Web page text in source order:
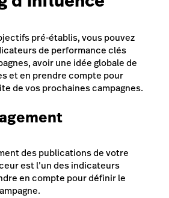
pré-établis, vous pouvez
de performance clés
avoir une idée globale de
et en prendre compte pour
de vos prochaines campagnes.
des publications de votre
est l’un des indicateurs
en compte pour définir le